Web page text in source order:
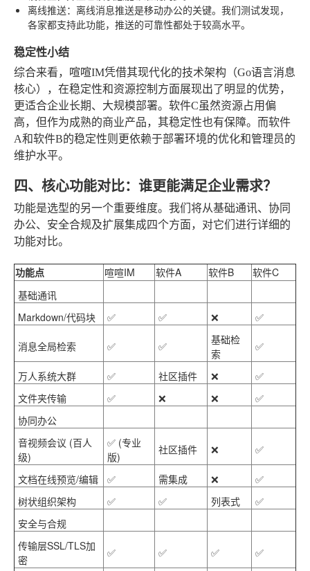
离线推送：离线消息推送是移动办公的关键。我们测试发现，
各家都支持此功能，推送的可靠性都处于较高水平。
稳定性小结
综合来看，喧喧IM凭借其现代化的技术架构（Go语言消息
核心），在稳定性和资源控制方面展现出了明显的优势，
更适合企业长期、大规模部署。软件C虽然资源占用偏
高，但作为成熟的商业产品，其稳定性也有保障。而软件
A和软件B的稳定性则更依赖于部署环境的优化和管理员的
维护水平。
四、核心功能对比：谁更能满足企业需求？
功能是选型的另一个重要维度。我们将从基础通讯、协同
办公、安全合规及扩展集成四个方面，对它们进行详细的
功能对比。
功能点 喧喧IM 软件A 软件B
软件C
基础通讯
Markdown/代码块
✅ ✅ ❌ ✅
消息全局检索 ✅ ✅
基础检
索
✅
万人系统大群 ✅ 社区插件 ❌
✅
文件夹传输
✅ ❌ ❌
✅
协同办公
音视频会议 (百人
级)
✅ (专业
版)
社区插件 ❌ ✅
文档在线预览/编辑 ✅ 需集成 ❌
✅
树状组织架构
✅ ✅ 列表式
✅
安全与合规
传输层SSL/TLS加
密
✅ ✅ ✅ ✅